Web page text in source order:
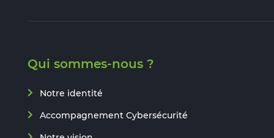
Qui sommes-nous ?
Notre identité
Accompagnement Cybersécurité